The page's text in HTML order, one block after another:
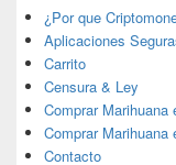
¿Por que
Aplicaciones
Carrito
Censura & Ley
Comprar
Comprar Marihuana
Contacto